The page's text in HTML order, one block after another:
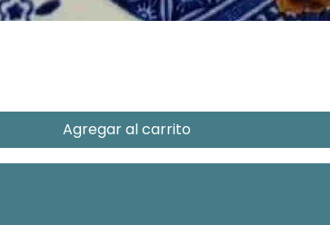
Agregar al carrito